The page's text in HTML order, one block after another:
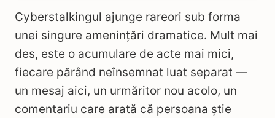
Cyberstalkingul ajunge rareori sub forma
unei singure amenințări dramatice. Mult mai
des, este o acumulare de acte mai mici,
fiecare părând neînsemnat luat separat —
un mesaj aici, un urmăritor nou acolo, un
comentariu care arată că persoana știe